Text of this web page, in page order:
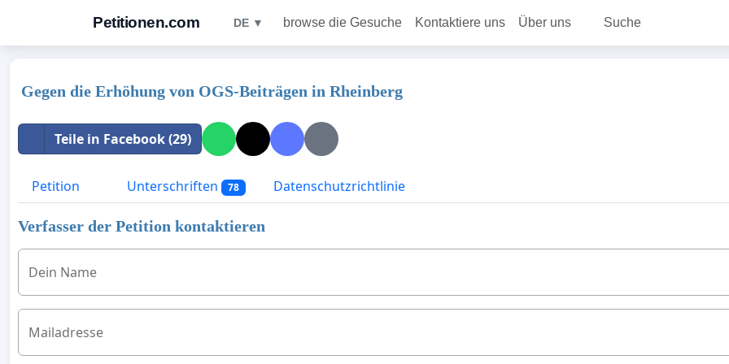
Petitionen.com DE ▼ browse die Gesuche Kontaktiere uns Über uns Suche
Gegen die Erhöhung von OGS-Beiträgen in Rheinberg
Teile in Facebook (29)
Petition Unterschriften 78 Datenschutzrichtlinie
Verfasser der Petition kontaktieren
Dein Name
Mailadresse